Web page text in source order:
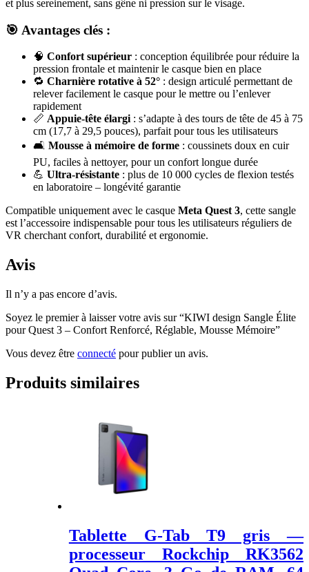
et plus sereinement, sans gêne ni pression sur le visage.
🎯 Avantages clés :
🧠 Confort supérieur : conception équilibrée pour réduire la
pression frontale et maintenir le casque bien en place
🔁 Charnière rotative à 52° : design articulé permettant de
relever facilement le casque pour le mettre ou l’enlever
rapidement
📏 Appuie-tête élargi : s’adapte à des tours de tête de 45 à 75
cm (17,7 à 29,5 pouces), parfait pour tous les utilisateurs
🛋️ Mousse à mémoire de forme : coussinets doux en cuir
PU, faciles à nettoyer, pour un confort longue durée
💪 Ultra-résistante : plus de 10 000 cycles de flexion testés
en laboratoire – longévité garantie
Compatible uniquement avec le casque Meta Quest 3, cette sangle
est l’accessoire indispensable pour tous les utilisateurs réguliers de
VR cherchant confort, durabilité et ergonomie.
Avis
Il n’y a pas encore d’avis.
Soyez le premier à laisser votre avis sur “KIWI design Sangle Élite
pour Quest 3 – Confort Renforcé, Réglable, Mousse Mémoire”
Vous devez être connecté pour publier un avis.
Produits similaires
Tablette G-Tab T9 gris —
processeur Rockchip RK3562